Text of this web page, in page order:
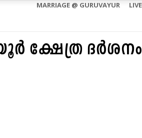
MARRIAGE @ GURUVAYUR
ക്ഷേത്ര ദർശനം